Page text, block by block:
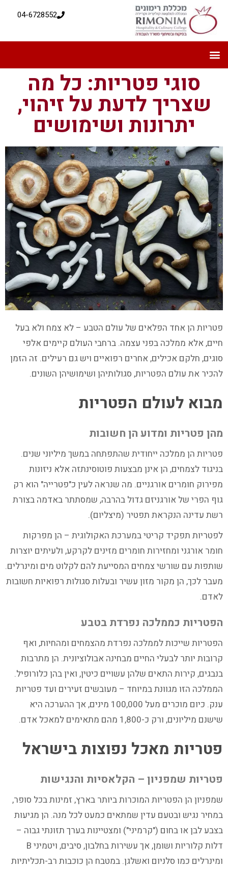
04-6728552
סוגי פטריות: כל מה
שצריך לדעת על זיהוי,
יתרונות ושימושים
פטריות הן אחד הפלאים של עולם הטבע – לא צמח ולא בעל
חיים, אלא ממלכה בפני עצמה. ברחבי העולם קיימים אלפי
סוגים, חלקם אכילים, אחרים רפואיים ויש גם רעילים. זה הזמן
להכיר את עולם הפטריות, סגולותיהן ושימושיהן השונים.
מבוא לעולם הפטריות
מהן פטריות ומדוע הן חשובות
פטריות הן ממלכה ייחודית שהתפתחה במשך מיליוני שנים.
בניגוד לצמחים, הן אינן מבצעות פוטוסינתזה אלא ניזונות
מפירוק חומרים אורגניים. מה שנראה לעין כ"פטרייה" הוא רק
גוף הפרי של אורגניזם גדול בהרבה, שמסתתר באדמה בצורת
רשת עדינה הנקראת תפטיר (מיצליום).
לפטריות תפקיד קריטי במערכת האקולוגית – הן מפרקות
חומר אורגני ומחזירות חומרים מזינים לקרקע, ולעיתים יוצרות
שותפות עם שורשי צמחים המסייעת להם לקלוט מים ומינרלים.
מעבר לכך, הן מקור מזון עשיר ובעלות סגולות רפואיות חשובות
לאדם.
הפטריות כממלכה נפרדת בטבע
הפטריות שייכות לממלכה נפרדת מהצמחים ומהחיות, ואף
קרובות יותר לבעלי החיים מבחינה אבולוציונית. הן מתרבות
בנבגים, קירות התאים שלהן עשויים כיטין, ואין בהן כלורופיל.
הממלכה הזו מגוונת במיוחד – מעובשים זעירים ועד פטריות
ענק. כיום מוכרים מעל 100,000 מינים, אך ההערכה היא
שישנם מיליונים, ורק כ-1,800 מהם מתאימים למאכל אדם.
פטריות מאכל נפוצות בישראל
פטריות שמפניון – הקלאסיות והנגישות
שמפניון הן הפטריות המוכרות ביותר בארץ, זמינות בכל סופר,
במחיר נגיש ובטעם עדין שמתאים כמעט לכל מנה. הן מגיעות
בצבע לבן או בחום ("קרמיני") ומצטיינות בערך תזונתי גבוה –
דלות קלוריות ושומן, אך עשירות בחלבון, סיבים, ויטמיני B
ומינרלים כמו סלניום ואשלגן. במטבח הן כוכבות רב-תכליתיות